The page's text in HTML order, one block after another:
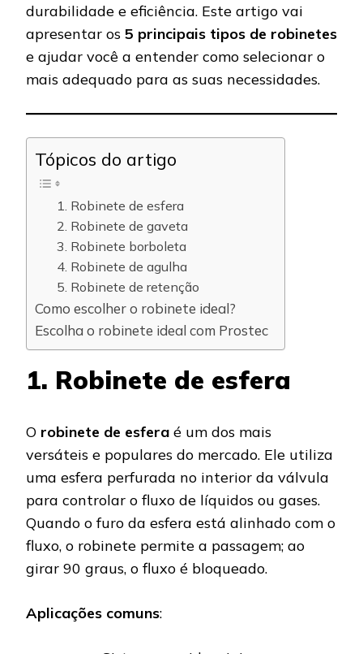
durabilidade e eficiência. Este artigo vai
apresentar os 5 principais tipos de robinetes
e ajudar você a entender como selecionar o
mais adequado para as suas necessidades.
Tópicos do artigo
1. Robinete de esfera
2. Robinete de gaveta
3. Robinete borboleta
4. Robinete de agulha
5. Robinete de retenção
Como escolher o robinete ideal?
Escolha o robinete ideal com Prostec
1. Robinete de esfera
O robinete de esfera é um dos mais
versáteis e populares do mercado. Ele utiliza
uma esfera perfurada no interior da válvula
para controlar o fluxo de líquidos ou gases.
Quando o furo da esfera está alinhado com o
fluxo, o robinete permite a passagem; ao
girar 90 graus, o fluxo é bloqueado.
Aplicações comuns: